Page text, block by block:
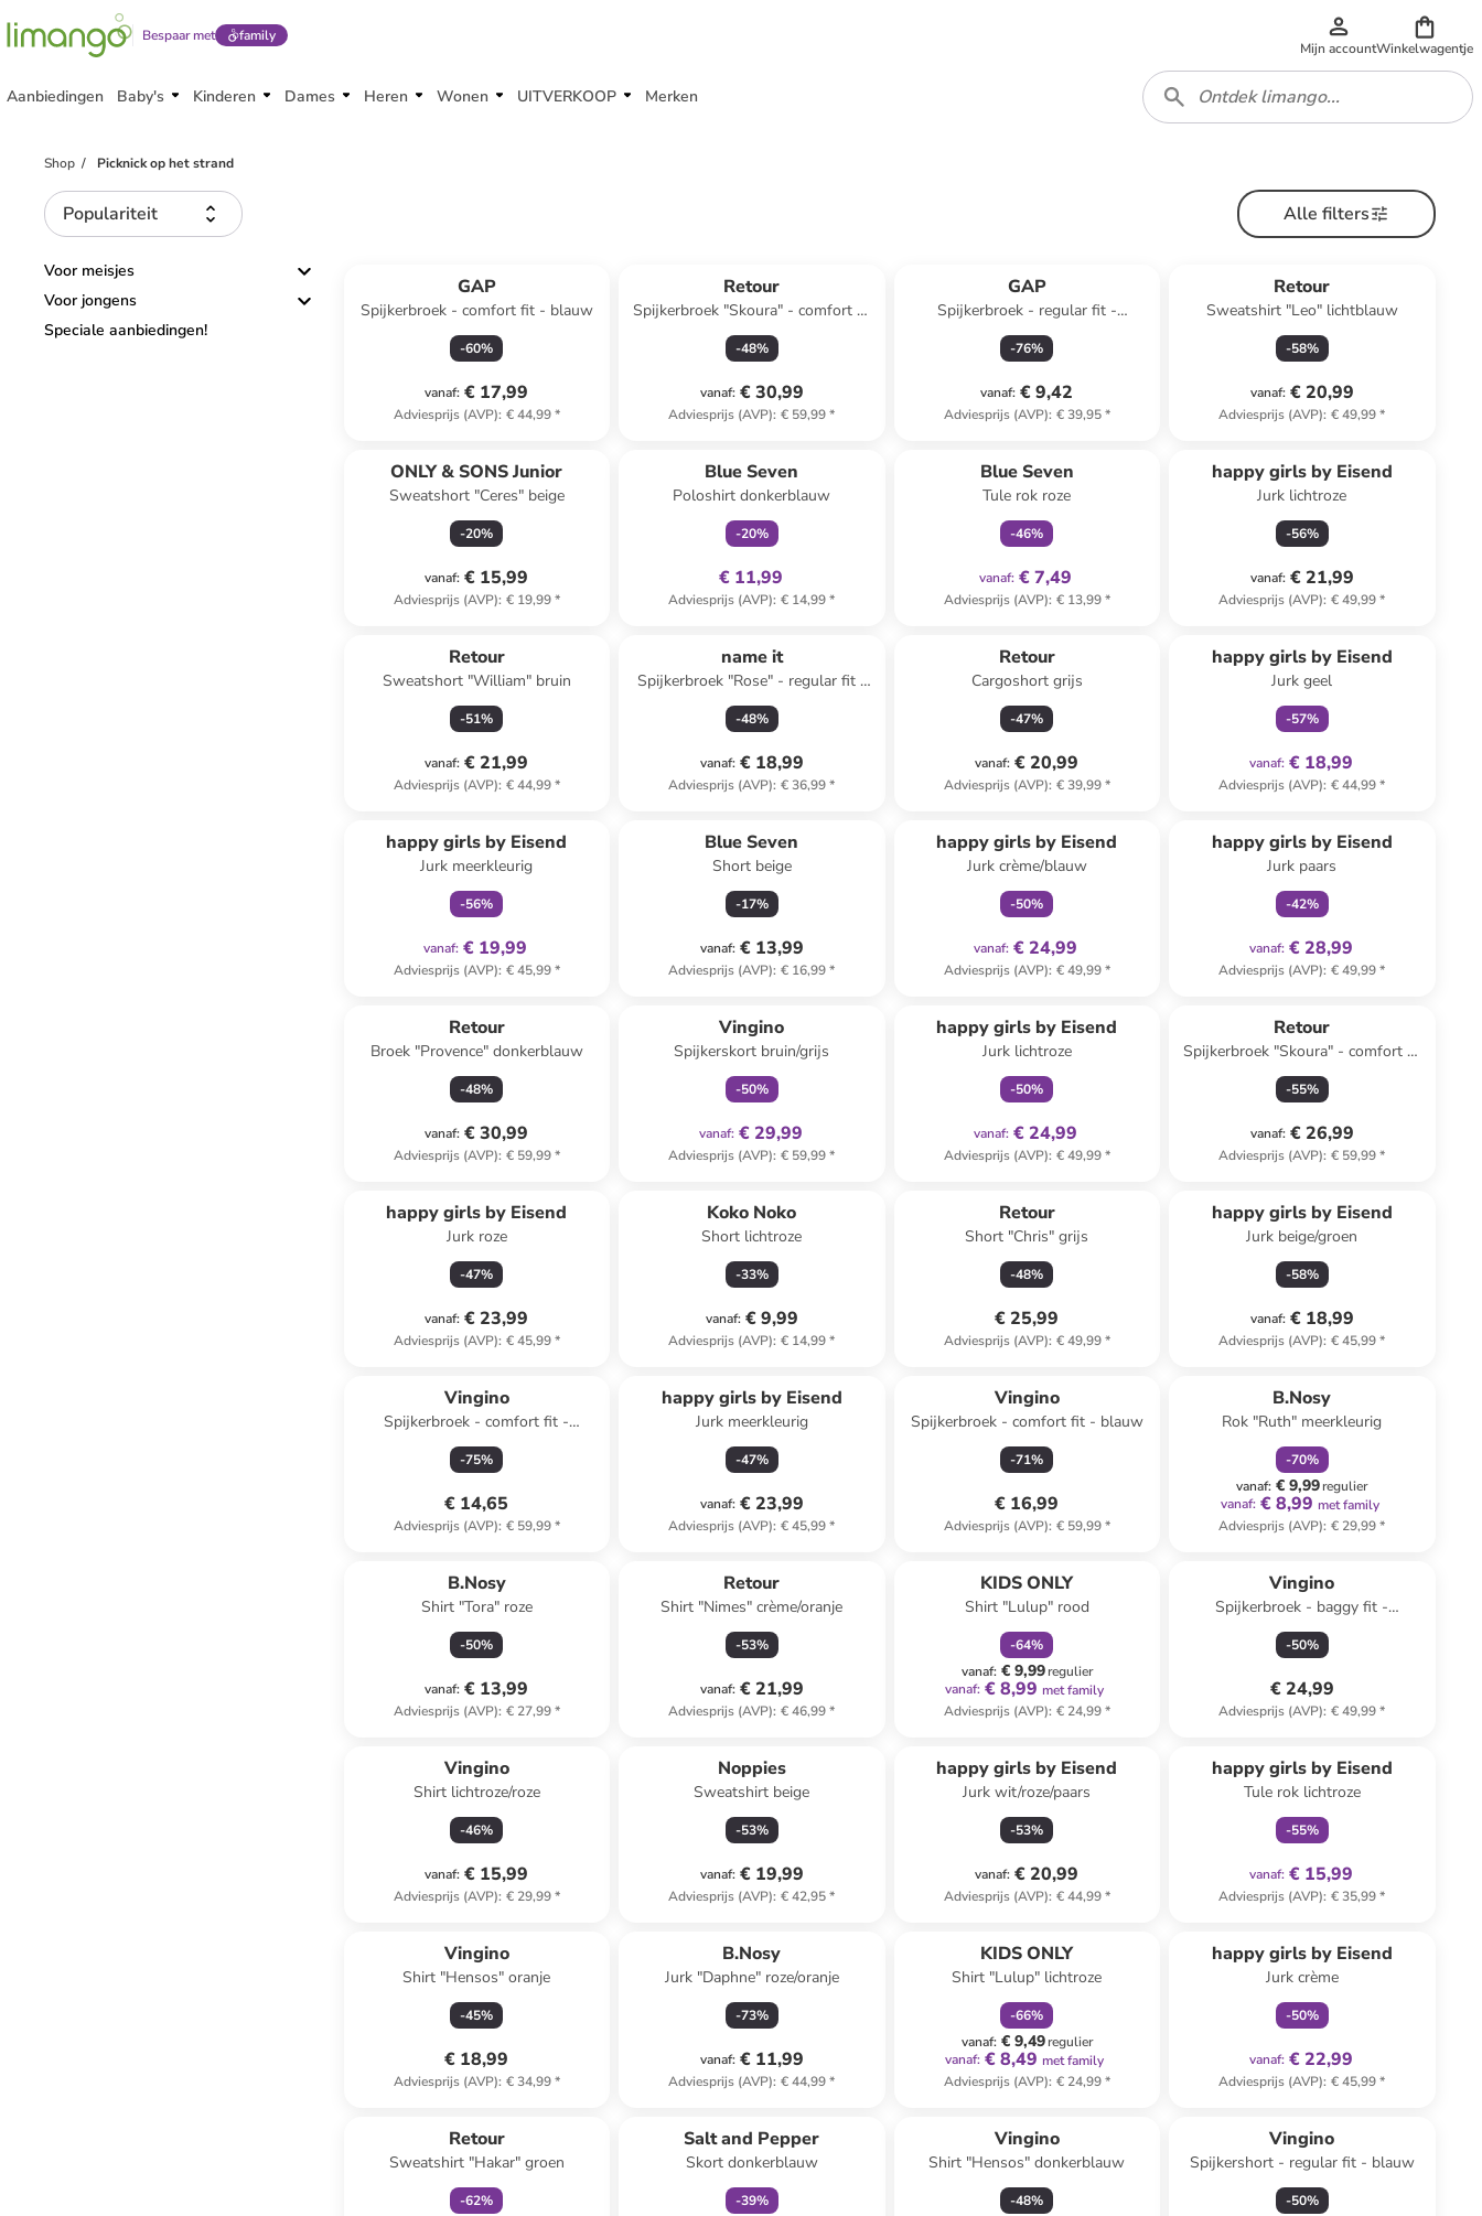
Bespaar met family
Mijn accountWinkelwagentje
Aanbiedingen Baby's Kinderen Dames Heren Wonen UITVERKOOP Merken
Shop Picknick op het strand
Populariteit Alle filters
Voor meisjes
Voor jongens
Speciale aanbiedingen!
GAP
Spijkerbroek - comfort fit - blauw
-60%
vanaf: € 17,99
Adviesprijs (AVP): € 44,99*
Retour
Spijkerbroek "Skoura" - comfort fit
- blauw
-48%
vanaf: € 30,99
Adviesprijs (AVP): € 59,99*
GAP
Spijkerbroek - regular fit -
donkerblauw
-76%
vanaf: € 9,42
Adviesprijs (AVP): € 39,95*
Retour
Sweatshirt "Leo" lichtblauw
-58%
vanaf: € 20,99
Adviesprijs (AVP): € 49,99*
ONLY & SONS Junior
Sweatshort "Ceres" beige
-20%
vanaf: € 15,99
Adviesprijs (AVP): € 19,99*
Blue Seven
Poloshirt donkerblauw
-20%
€ 11,99
Adviesprijs (AVP): € 14,99*
Blue Seven
Tule rok roze
-46%
vanaf: € 7,49
Adviesprijs (AVP): € 13,99*
happy girls by Eisend
Jurk lichtroze
-56%
vanaf: € 21,99
Adviesprijs (AVP): € 49,99*
Retour
Sweatshort "William" bruin
-51%
vanaf: € 21,99
Adviesprijs (AVP): € 44,99*
name it
Spijkerbroek "Rose" - regular fit -
lichtbruin/zwart
-48%
vanaf: € 18,99
Adviesprijs (AVP): € 36,99*
Retour
Cargoshort grijs
-47%
vanaf: € 20,99
Adviesprijs (AVP): € 39,99*
happy girls by Eisend
Jurk geel
-57%
vanaf: € 18,99
Adviesprijs (AVP): € 44,99*
happy girls by Eisend
Jurk meerkleurig
-56%
vanaf: € 19,99
Adviesprijs (AVP): € 45,99*
Blue Seven
Short beige
-17%
vanaf: € 13,99
Adviesprijs (AVP): € 16,99*
happy girls by Eisend
Jurk crème/blauw
-50%
vanaf: € 24,99
Adviesprijs (AVP): € 49,99*
happy girls by Eisend
Jurk paars
-42%
vanaf: € 28,99
Adviesprijs (AVP): € 49,99*
Retour
Broek "Provence" donkerblauw
-48%
vanaf: € 30,99
Adviesprijs (AVP): € 59,99*
Vingino
Spijkerskort bruin/grijs
-50%
vanaf: € 29,99
Adviesprijs (AVP): € 59,99*
happy girls by Eisend
Jurk lichtroze
-50%
vanaf: € 24,99
Adviesprijs (AVP): € 49,99*
Retour
Spijkerbroek "Skoura" - comfort fit
- lichtblauw
-55%
vanaf: € 26,99
Adviesprijs (AVP): € 59,99*
happy girls by Eisend
Jurk roze
-47%
vanaf: € 23,99
Adviesprijs (AVP): € 45,99*
Koko Noko
Short lichtroze
-33%
vanaf: € 9,99
Adviesprijs (AVP): € 14,99*
Retour
Short "Chris" grijs
-48%
€ 25,99
Adviesprijs (AVP): € 49,99*
happy girls by Eisend
Jurk beige/groen
-58%
vanaf: € 18,99
Adviesprijs (AVP): € 45,99*
Vingino
Spijkerbroek - comfort fit -
lichtblauw
-75%
€ 14,65
Adviesprijs (AVP): € 59,99*
happy girls by Eisend
Jurk meerkleurig
-47%
vanaf: € 23,99
Adviesprijs (AVP): € 45,99*
Vingino
Spijkerbroek - comfort fit - blauw
-71%
€ 16,99
Adviesprijs (AVP): € 59,99*
B.Nosy
Rok "Ruth" meerkleurig
-70%
vanaf: € 9,99regulier
vanaf: € 8,99 met family
Adviesprijs (AVP): € 29,99*
B.Nosy
Shirt "Tora" roze
-50%
vanaf: € 13,99
Adviesprijs (AVP): € 27,99*
Retour
Shirt "Nimes" crème/oranje
-53%
vanaf: € 21,99
Adviesprijs (AVP): € 46,99*
KIDS ONLY
Shirt "Lulup" rood
-64%
vanaf: € 9,99regulier
vanaf: € 8,99 met family
Adviesprijs (AVP): € 24,99*
Vingino
Spijkerbroek - baggy fit -
lichtblauw
-50%
€ 24,99
Adviesprijs (AVP): € 49,99*
Vingino
Shirt lichtroze/roze
-46%
vanaf: € 15,99
Adviesprijs (AVP): € 29,99*
Noppies
Sweatshirt beige
-53%
vanaf: € 19,99
Adviesprijs (AVP): € 42,95*
happy girls by Eisend
Jurk wit/roze/paars
-53%
vanaf: € 20,99
Adviesprijs (AVP): € 44,99*
happy girls by Eisend
Tule rok lichtroze
-55%
vanaf: € 15,99
Adviesprijs (AVP): € 35,99*
Vingino
Shirt "Hensos" oranje
-45%
€ 18,99
Adviesprijs (AVP): € 34,99*
B.Nosy
Jurk "Daphne" roze/oranje
-73%
vanaf: € 11,99
Adviesprijs (AVP): € 44,99*
KIDS ONLY
Shirt "Lulup" lichtroze
-66%
vanaf: € 9,49regulier
vanaf: € 8,49 met family
Adviesprijs (AVP): € 24,99*
happy girls by Eisend
Jurk crème
-50%
vanaf: € 22,99
Adviesprijs (AVP): € 45,99*
Retour
Sweatshirt "Hakar" groen
-62%
Salt and Pepper
Skort donkerblauw
-39%
Vingino
Shirt "Hensos" donkerblauw
-48%
Vingino
Spijkershort - regular fit - blauw
-50%